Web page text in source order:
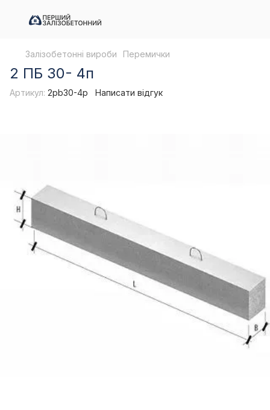
Залізобетонні вироби Перемички
2 ПБ 30- 4п
Артикул: 2pb30-4p Написати відгук